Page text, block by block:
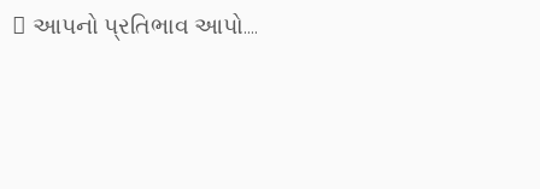
આપનો પ્રતિભાવ આપો....